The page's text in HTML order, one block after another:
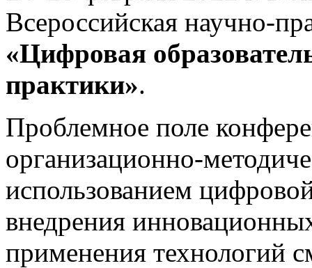
Всероссийская научно-
«Цифровая
практики».
Проблемное поле
организационно-
использованием
внедрения
применения технологий